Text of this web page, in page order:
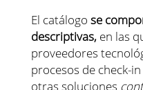
El catálogo se
descriptivas,en las
proveedores
procesos de check-
otras soluciones